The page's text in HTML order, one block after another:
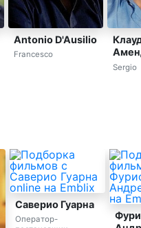
Antonio D'Ausilio
Francesco
Sergio
Саверио Гуарна
Оператор-
постановщик